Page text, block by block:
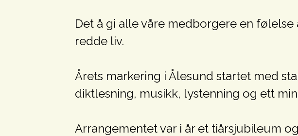
Det å gi alle våre medborgere en
redde liv.
Årets markering i Ålesund startet med
diktlesning, musikk, lystenning og ett
Arrangementet var i år et tiårsjubileum